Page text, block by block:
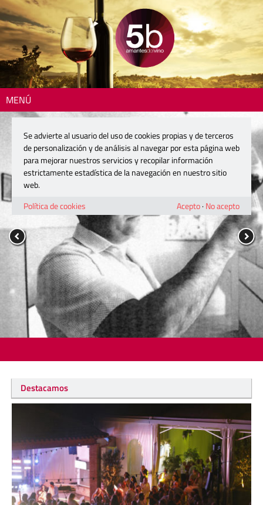
MENÚ
Destacamos
Se advierte al usuario del uso de cookies propias y de terceros
de personalización y de análisis al navegar por esta página web
para mejorar nuestros servicios y recopilar información
estrictamente estadística de la navegación en nuestro sitio
web.
Política de cookies
Acepto· No acepto